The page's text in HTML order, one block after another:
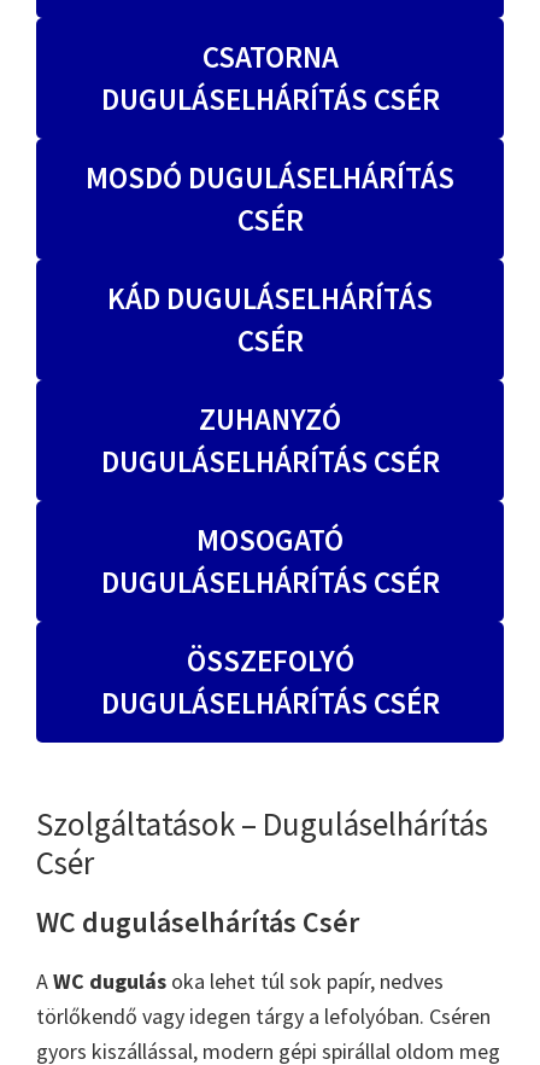
CSATORNA
DUGULÁSELHÁRÍTÁS CSÉR
MOSDÓ DUGULÁSELHÁRÍTÁS
CSÉR
KÁD DUGULÁSELHÁRÍTÁS
CSÉR
ZUHANYZÓ
DUGULÁSELHÁRÍTÁS CSÉR
MOSOGATÓ
DUGULÁSELHÁRÍTÁS CSÉR
ÖSSZEFOLYÓ
DUGULÁSELHÁRÍTÁS CSÉR
Szolgáltatások – Duguláselhárítás
Csér
WC duguláselhárítás Csér
AWC dugulás oka lehet túl sok papír, nedves
törlőkendő vagy idegen tárgy a lefolyóban. Cséren
gyors kiszállással, modern gépi spirállal oldom meg